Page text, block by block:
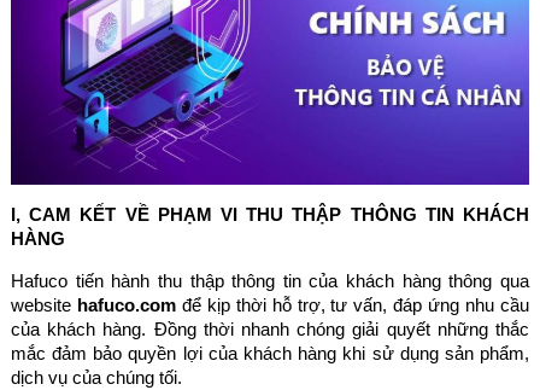
I, CAM KẾT VỀ PHẠM VI THU THẬP THÔNG TIN KHÁCH
HÀNG
Hafuco tiến hành thu thập thông tin của khách hàng thông qua
website hafuco.comđể kịp thời hỗ trợ, tư vấn, đáp ứng nhu cầu
của khách hàng. Đồng thời nhanh chóng giải quyết những thắc
mắc đảm bảo quyền lợi của khách hàng khi sử dụng sản phẩm,
dịch vụ của chúng tối.